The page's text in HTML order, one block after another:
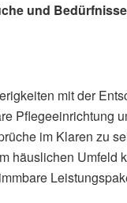
und
mit der
Pflegeeinrichtung
im Klaren zu
häuslichen Umfeld